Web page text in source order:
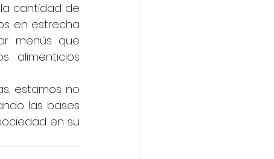
cantidad de
en estrecha
menús que
alimenticios
estamos no
las bases
en su